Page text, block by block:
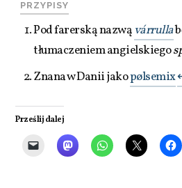
Pod farerską nazwą várrulla
tłumaczeniem angielskiego
Znana w Danii jakopølsemix
Prześlij dalej